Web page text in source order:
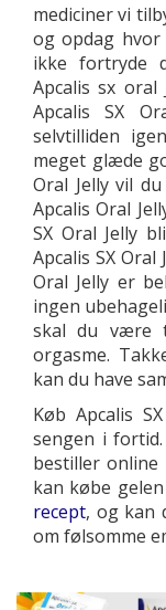
mediciner vi
og opdag
ikke fortryde
Apcalis sx
Apcalis SX
selvtilliden
meget glæde
Oral Jelly vil
Apcalis Oral
SX Oral Jelly
Apcalis SX Oral
Oral Jelly er
ingen
skal du være
orgasme.
kan du have
Køb Apcalis
sengen i
bestiller online
kan købe
recept, og kan
om følsomme